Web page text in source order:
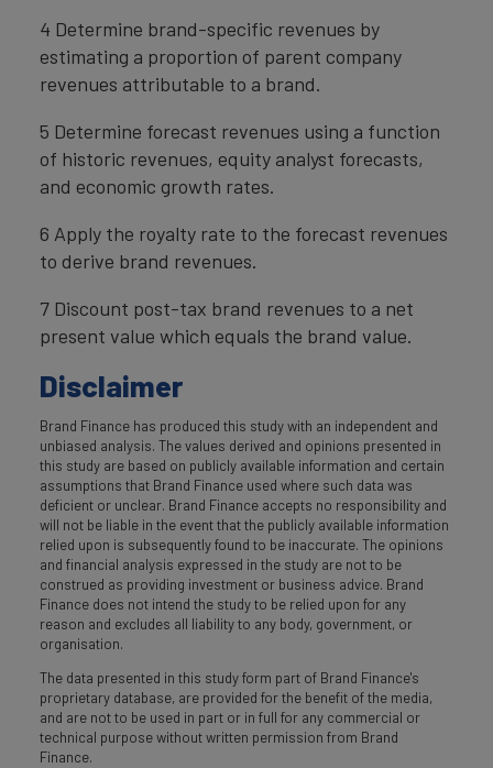
4 Determine brand-specific revenues by
estimating a proportion of parent company
revenues attributable to a brand.
5 Determine forecast revenues using a function
of historic revenues, equity analyst forecasts,
and economic growth rates.
6 Apply the royalty rate to the forecast revenues
to derive brand revenues.
7 Discount post-tax brand revenues to a net
present value which equals the brand value.
Disclaimer
Brand Finance has produced this study with an independent and
unbiased analysis. The values derived and opinions presented in
this study are based on publicly available information and certain
assumptions that Brand Finance used where such data was
deficient or unclear. Brand Finance accepts no responsibility and
will not be liable in the event that the publicly available information
relied upon is subsequently found to be inaccurate. The opinions
and financial analysis expressed in the study are not to be
construed as providing investment or business advice. Brand
Finance does not intend the study to be relied upon for any
reason and excludes all liability to any body, government, or
organisation.
The data presented in this study form part of Brand Finance's
proprietary database, are provided for the benefit of the media,
and are not to be used in part or in full for any commercial or
technical purpose without written permission from Brand
Finance.